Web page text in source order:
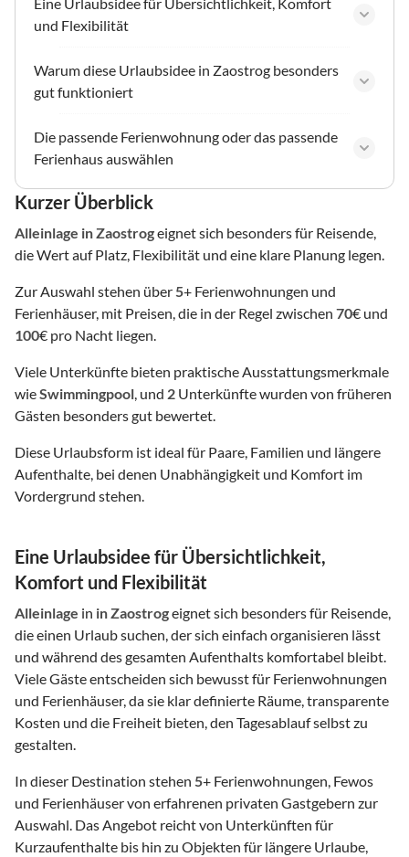
und Flexibilität
Warum diese Urlaubsidee in Zaostrog besonders
gut funktioniert
Die passende Ferienwohnung oder das passende
Ferienhaus auswählen
Kurzer Überblick
Alleinlage in Zaostrogeignet sich besonders für Reisende,
die Wert auf Platz, Flexibilität und eine klare Planung legen.
Zur Auswahl stehen über5+ Ferienwohnungen und
Ferienhäuser, mit Preisen, die in der Regel zwischen 70€ und
100€ pro Nacht liegen.
Viele Unterkünfte bieten praktische Ausstattungsmerkmale
wieSwimmingpool, und 2 Unterkünfte wurden von früheren
Gästen besonders gut bewertet.
Diese Urlaubsform ist ideal für Paare, Familien und längere
Aufenthalte, bei denen Unabhängigkeit und Komfort im
Vordergrund stehen.
Eine Urlaubsidee für Übersichtlichkeit,
Komfort und Flexibilität
Alleinlage in in Zaostrogeignet sich besonders für Reisende,
die einen Urlaub suchen, der sich einfach organisieren lässt
und während des gesamten Aufenthalts komfortabel bleibt.
Viele Gäste entscheiden sich bewusst für Ferienwohnungen
und Ferienhäuser, da sie klar definierte Räume, transparente
Kosten und die Freiheit bieten, den Tagesablauf selbst zu
gestalten.
In dieser Destination stehen 5+ Ferienwohnungen, Fewos
und Ferienhäuser von erfahrenen privaten Gastgebern zur
Auswahl. Das Angebot reicht von Unterkünften für
Kurzaufenthalte bis hin zu Objekten für längere Urlaube,